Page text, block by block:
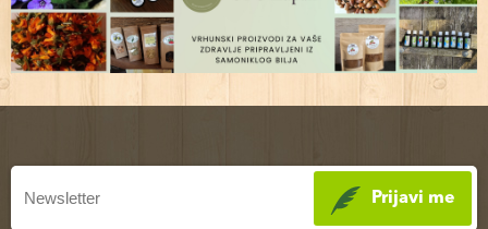
Prijavi me